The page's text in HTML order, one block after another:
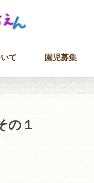
て 園児募集
の１